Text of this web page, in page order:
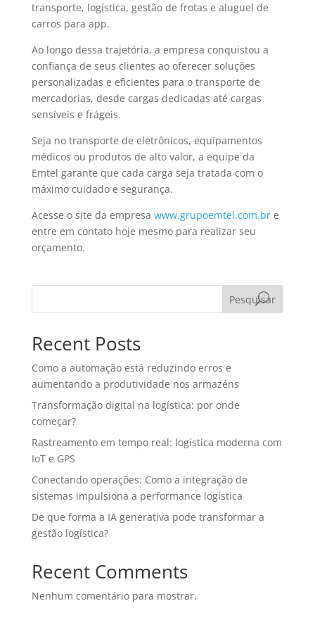
transporte, logística, gestão de frotas e aluguel de
carros para app.
Ao longo dessa trajetória, a empresa conquistou a
confiança de seus clientes ao oferecer soluções
personalizadas e eficientes para o transporte de
mercadorias, desde cargas dedicadas até cargas
sensíveis e frágeis.
Seja no transporte de eletrônicos, equipamentos
médicos ou produtos de alto valor, a equipe da
Emtel garante que cada carga seja tratada com o
máximo cuidado e segurança.
Acesse o site da empresa www.grupoemtel.com.bre
entre em contato hoje mesmo para realizar seu
orçamento.
Pesquisar
Recent Posts
Como a automação está reduzindo erros e
aumentando a produtividade nos armazéns
Transformação digital na logística: por onde
começar?
Rastreamento em tempo real: logística moderna com
IoT e GPS
Conectando operações: Como a integração de
sistemas impulsiona a performance logística
De que forma a IA generativa pode transformar a
gestão logística?
Recent Comments
Nenhum comentário para mostrar.